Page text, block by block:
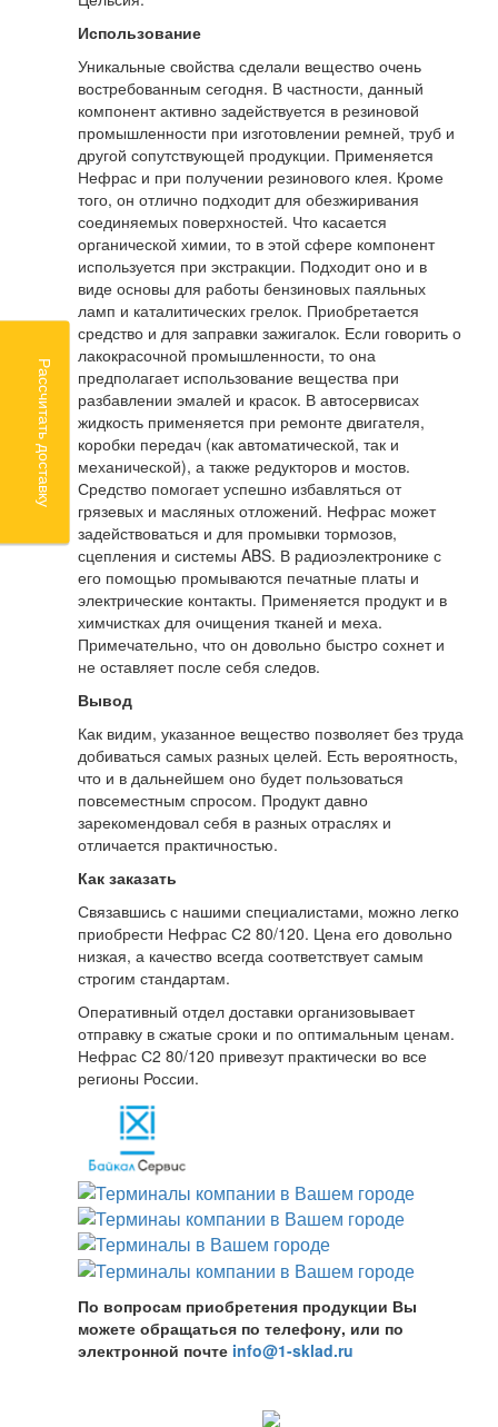
Использование
Уникальные свойства сделали вещество очень
востребованным сегодня. В частности, данный
компонент активно задействуется в резиновой
промышленности при изготовлении ремней, труб и
другой сопутствующей продукции. Применяется
Нефрас и при получении резинового клея. Кроме
того, он отлично подходит для обезжиривания
соединяемых поверхностей. Что касается
органической химии, то в этой сфере компонент
используется при экстракции. Подходит оно и в
виде основы для работы бензиновых паяльных
ламп и каталитических грелок. Приобретается
средство и для заправки зажигалок. Если говорить о
лакокрасочной промышленности, то она
предполагает использование вещества при
разбавлении эмалей и красок. В автосервисах
жидкость применяется при ремонте двигателя,
коробки передач (как автоматической, так и
механической), а также редукторов и мостов.
Средство помогает успешно избавляться от
грязевых и масляных отложений. Нефрас может
задействоваться и для промывки тормозов,
сцепления и системы ABS. В радиоэлектронике с
его помощью промываются печатные платы и
электрические контакты. Применяется продукт и в
химчистках для очищения тканей и меха.
Примечательно, что он довольно быстро сохнет и
не оставляет после себя следов.
Вывод
Как видим, указанное вещество позволяет без труда
добиваться самых разных целей. Есть вероятность,
что и в дальнейшем оно будет пользоваться
повсеместным спросом. Продукт давно
зарекомендовал себя в разных отраслях и
отличается практичностью.
Как заказать
Связавшись с нашими специалистами, можно легко
приобрести Нефрас С2 80/120. Цена его довольно
низкая, а качество всегда соответствует самым
строгим стандартам.
Оперативный отдел доставки организовывает
отправку в сжатые сроки и по оптимальным ценам.
Нефрас С2 80/120 привезут практически во все
регионы России.
По вопросам приобретения продукции Вы
можете обращаться по телефону, или по
электронной почте info@1-sklad.ru
Рассчитать доставку